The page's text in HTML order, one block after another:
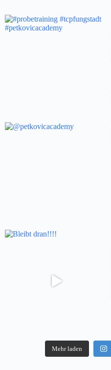
Mehr laden